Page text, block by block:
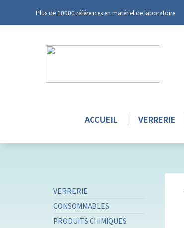
Plus de 10000 références en matériel de laboratoire
ACCUEIL VERRERIE
VERRERIE
CONSOMMABLES
PRODUITS CHIMIQUES